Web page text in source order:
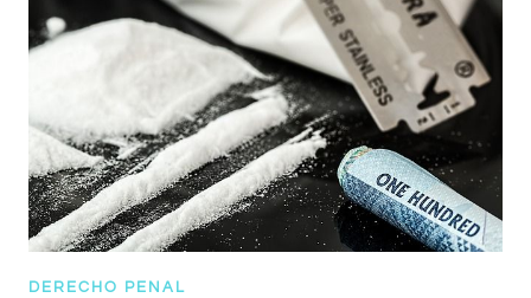
ABUSIVOS
NO
CONSENTIDOS
Y
LA
INJURIA
POR
VÍA
DE
DERECHO PENAL